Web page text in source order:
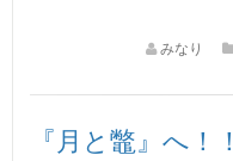
みなり
『月と鼈』へ！！